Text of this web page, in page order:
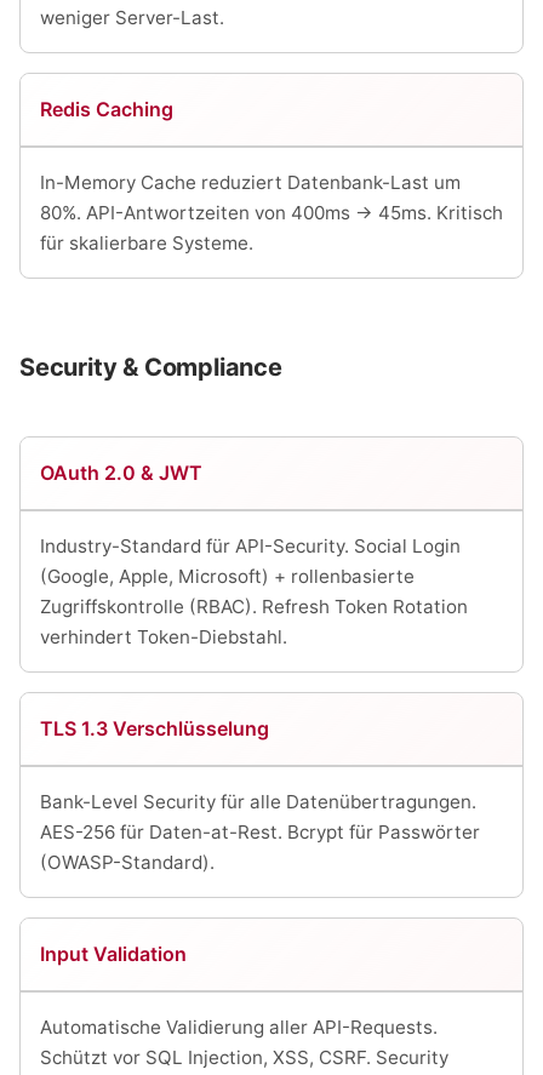
weniger Server-Last.
Redis Caching
In-Memory Cache reduziert Datenbank-Last um
80%. API-Antwortzeiten von 400ms → 45ms. Kritisch
für skalierbare Systeme.
Security & Compliance
OAuth 2.0 & JWT
Industry-Standard für API-Security. Social Login
(Google, Apple, Microsoft) + rollenbasierte
Zugriffskontrolle (RBAC). Refresh Token Rotation
verhindert Token-Diebstahl.
TLS 1.3 Verschlüsselung
Bank-Level Security für alle Datenübertragungen.
AES-256 für Daten-at-Rest. Bcrypt für Passwörter
(OWASP-Standard).
Input Validation
Automatische Validierung aller API-Requests.
Schützt vor SQL Injection, XSS, CSRF. Security